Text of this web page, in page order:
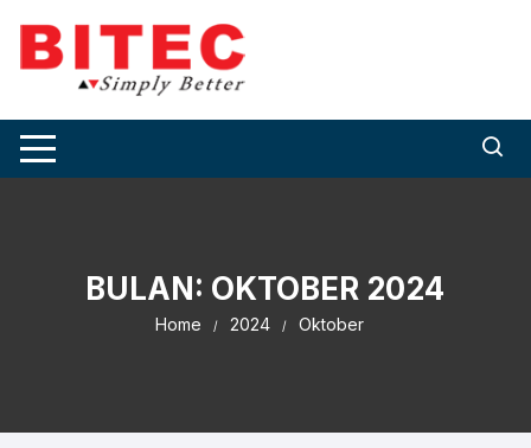
content
BULAN: OKTOBER 2024
Home 2024 Oktober